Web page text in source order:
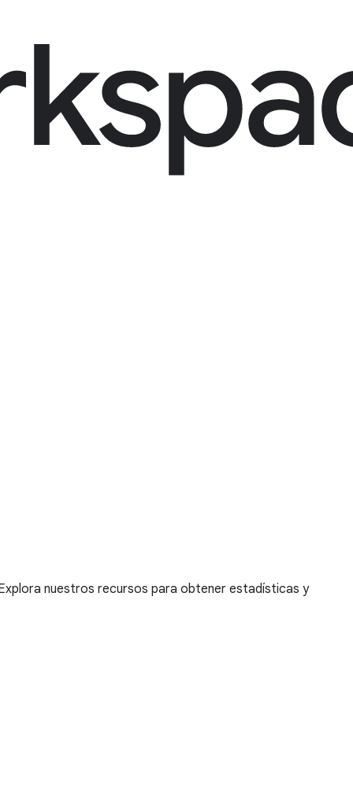
nuestros recursos para obtener estadísticas y